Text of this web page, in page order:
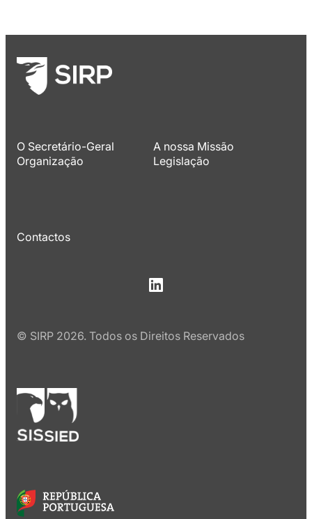
O Secretário-Geral
Organização
A nossa Missão
Legislação
Contactos
© SIRP 2026. Todos os Direitos Reservados